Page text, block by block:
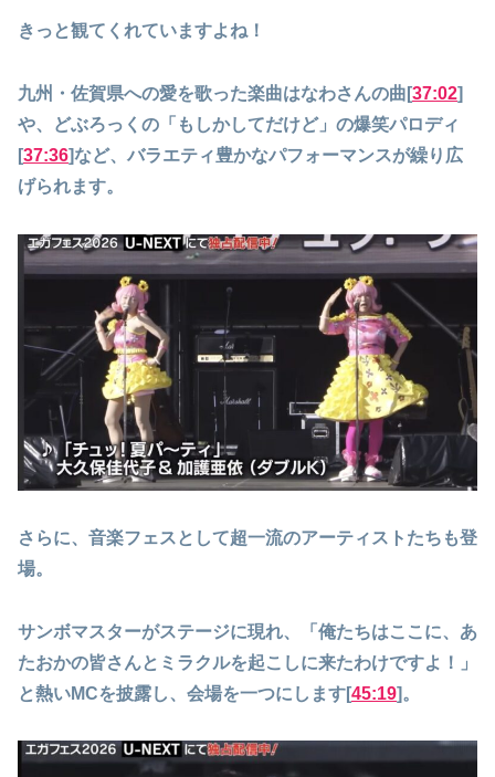
きっと観てくれていますよね！
九州・佐賀県への愛を歌った楽曲はなわさんの曲[37:02]
や、どぶろっくの「もしかしてだけど」の爆笑パロディ
[37:36]など、バラエティ豊かなパフォーマンスが繰り広
げられます。
さらに、音楽フェスとして超一流のアーティストたちも登
場。
サンボマスターがステージに現れ、「俺たちはここに、あ
たおかの皆さんとミラクルを起こしに来たわけですよ！」
と熱いMCを披露し、会場を一つにします[45:19]。